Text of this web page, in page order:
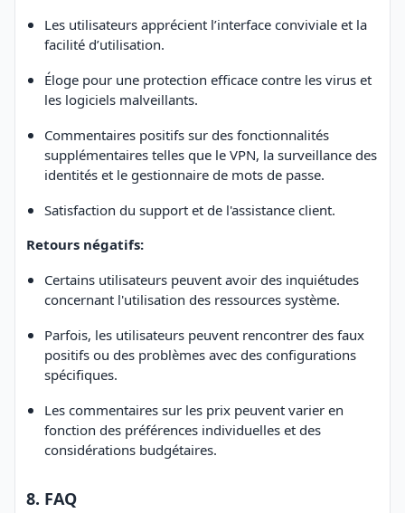
Les utilisateurs apprécient l’interface conviviale et la
facilité d’utilisation.
Éloge pour une protection efficace contre les virus et
les logiciels malveillants.
Commentaires positifs sur des fonctionnalités
supplémentaires telles que le VPN, la surveillance des
identités et le gestionnaire de mots de passe.
Satisfaction du support et de l'assistance client.
Retours négatifs:
Certains utilisateurs peuvent avoir des inquiétudes
concernant l'utilisation des ressources système.
Parfois, les utilisateurs peuvent rencontrer des faux
positifs ou des problèmes avec des configurations
spécifiques.
Les commentaires sur les prix peuvent varier en
fonction des préférences individuelles et des
considérations budgétaires.
8. FAQ